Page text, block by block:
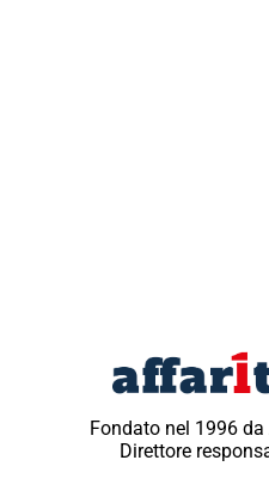
Fondato nel 1996
Direttore